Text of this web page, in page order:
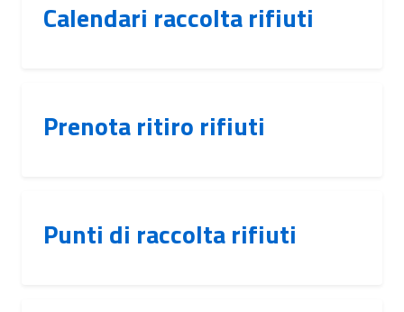
Calendari raccolta rifiuti
Prenota ritiro rifiuti
Punti di raccolta rifiuti